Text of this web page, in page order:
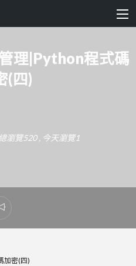
理|Python程式碼
(四)
瀏覽520 , 今天瀏覽1
加密(四)